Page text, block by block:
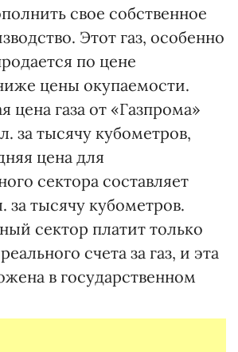
свое собственное
Этот газ, особенно
по цене
цены окупаемости.
цена газа от «Газпрома»
за тысячу кубометров,
цена для
сектора составляет
за тысячу кубометров.
сектор платит только
счета за газ, и эта
в государственном